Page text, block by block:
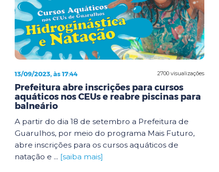
2700 visualizações
13/09/2023, às 17:44
Prefeitura abre inscrições para cursos
aquáticos nos CEUs e reabre piscinas para
balneário
A partir do dia 18 de setembro a Prefeitura de
Guarulhos, por meio do programa Mais Futuro,
abre inscrições para os cursos aquáticos de
natação e ... [saiba mais]